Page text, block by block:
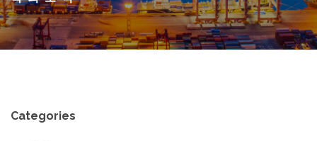
Categories